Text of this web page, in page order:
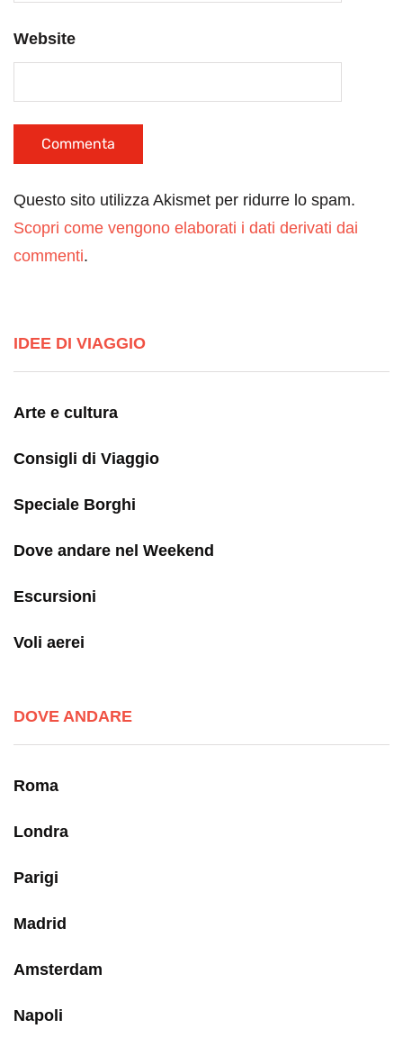
Website
Questo sito utilizza Akismet per ridurre lo spam.
Scopri come vengono elaborati i dati derivati dai
commenti.
IDEE DI VIAGGIO
Arte e cultura
Consigli di Viaggio
Speciale Borghi
Dove andare nel Weekend
Escursioni
Voli aerei
DOVE ANDARE
Roma
Londra
Parigi
Madrid
Amsterdam
Napoli